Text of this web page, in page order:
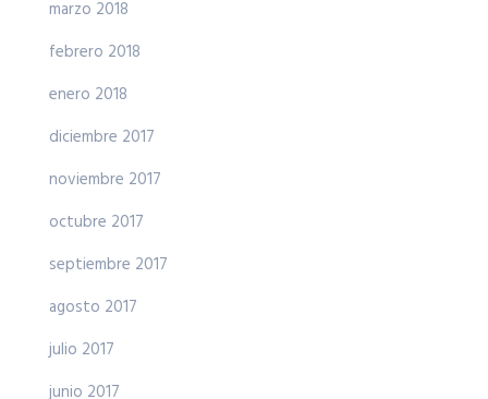
marzo 2018
febrero 2018
enero 2018
diciembre 2017
noviembre 2017
octubre 2017
septiembre 2017
agosto 2017
julio 2017
junio 2017